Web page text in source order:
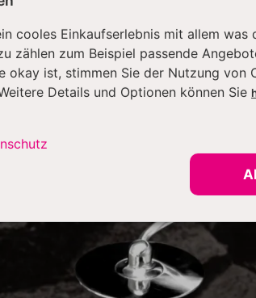
cooles Einkaufserlebnis mit allem was
zählen zum Beispiel passende
okay ist, stimmen Sie der Nutzung von
Details und Optionen können Sie